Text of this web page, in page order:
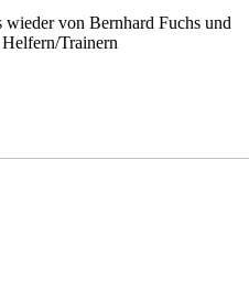
wieder von Bernhard Fuchs und
Trainern